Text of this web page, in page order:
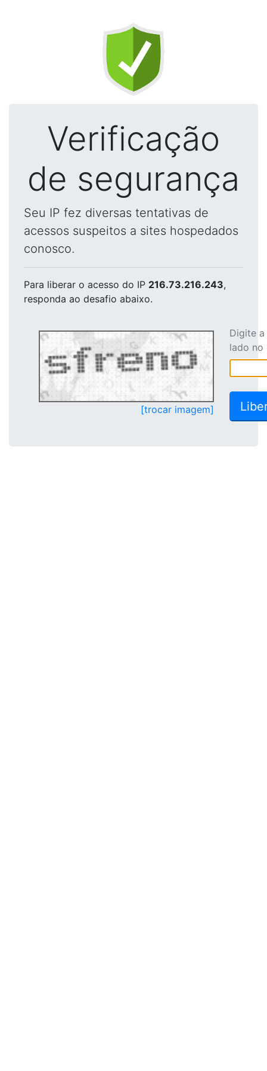
Verificação
de segurança
Seu IP fez diversas tentativas de
acessos suspeitos a sites hospedados
conosco.
Para liberar o acesso do IP 216.73.216.243,
responda ao desafio abaixo.
[trocar imagem]
Digite
lado no